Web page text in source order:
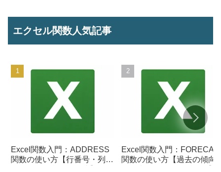
エクセル関数人気記事
Excel関数入門：ADDRESS
関数の使い方【行番号・列番
Excel関数入門：
関数の使い方【過去の傾向